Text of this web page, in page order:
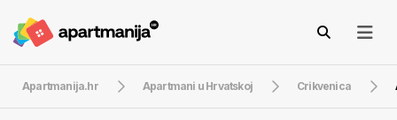
Apartmanija.hr Apartmani u Hrvatskoj Crikvenica